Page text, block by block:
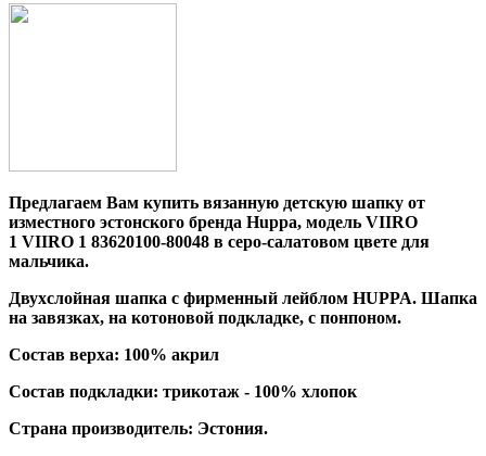
Предлагаем Вам купить вязанную детскую шапку от
изместного эстонского бренда Huppa, модель VIIRO
1 VIIRO 1 83620100-80048 в серо-салатовом цвете для
мальчика.
Двухслойная шапка с фирменный лейблом HUPPA. Шапка
на завязках, на котоновой подкладке, с понпоном.
Состав верха: 100% акрил
Состав подкладки: трикотаж - 100% хлопок
Страна производитель: Эстония.